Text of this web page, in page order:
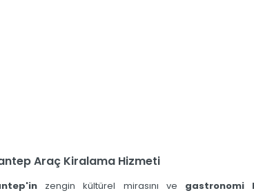
Araç Kiralama Hizmeti
zengin kültürel mirasını ve gastronomi